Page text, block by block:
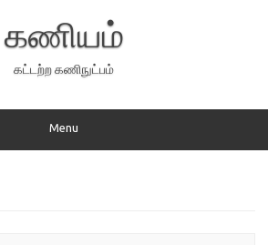
கணியம்
கட்டற்ற கணிநுட்பம்
Menu